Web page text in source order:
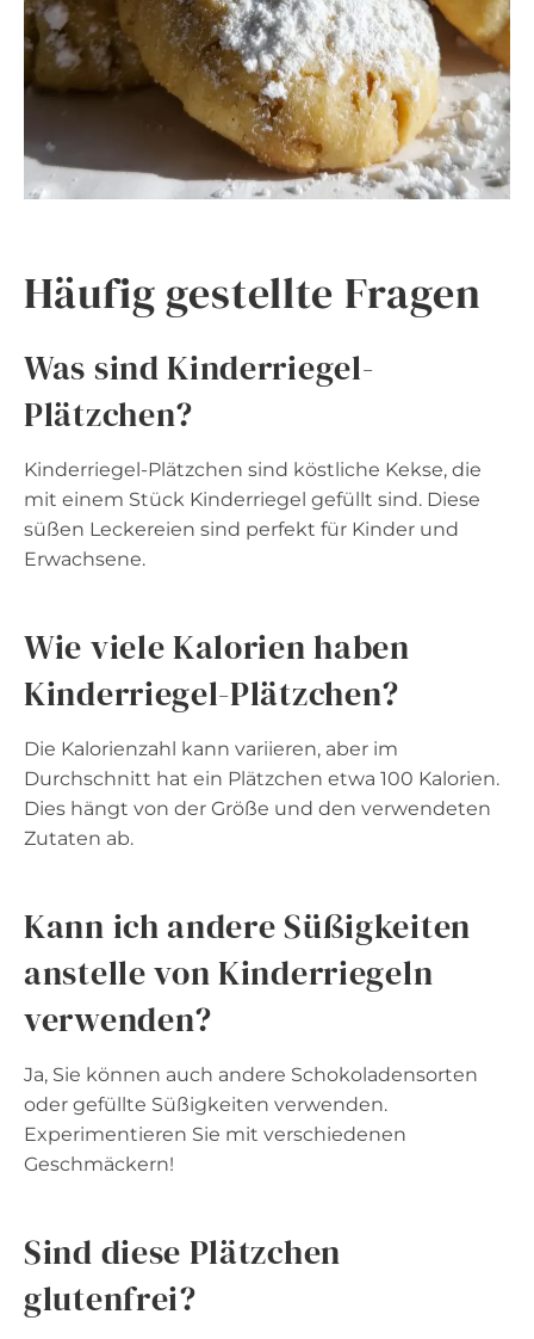
Häufig gestellte Fragen
Was sind Kinderriegel-
Plätzchen?
Kinderriegel-Plätzchen sind köstliche Kekse, die
mit einem Stück Kinderriegel gefüllt sind. Diese
süßen Leckereien sind perfekt für Kinder und
Erwachsene.
Wie viele Kalorien haben
Kinderriegel-Plätzchen?
Die Kalorienzahl kann variieren, aber im
Durchschnitt hat ein Plätzchen etwa 100 Kalorien.
Dies hängt von der Größe und den verwendeten
Zutaten ab.
Kann ich andere Süßigkeiten
anstelle von Kinderriegeln
verwenden?
Ja, Sie können auch andere Schokoladensorten
oder gefüllte Süßigkeiten verwenden.
Experimentieren Sie mit verschiedenen
Geschmäckern!
Sind diese Plätzchen
glutenfrei?